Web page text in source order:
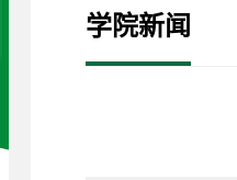
学院新闻